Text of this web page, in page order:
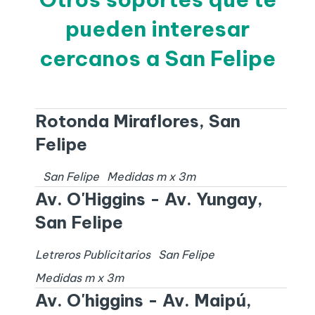
pueden interesar
cercanos a San Felipe
Rotonda Miraflores, San
Felipe
San Felipe Medidas m x 3m
Av. O'Higgins - Av. Yungay,
San Felipe
Letreros Publicitarios
San Felipe
Medidas m x 3m
Av. O'higgins - Av. Maipú,